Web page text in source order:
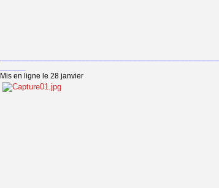
Mis en ligne le 28 janvier